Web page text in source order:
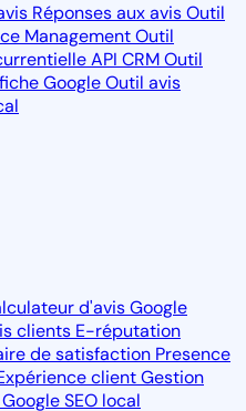
Réponses aux avisOutil
ManagementOutil
API CRMOutil
GoogleOutil avis
d'avis Google
clients E-réputation
de satisfaction Presence
clientGestion
SEO local